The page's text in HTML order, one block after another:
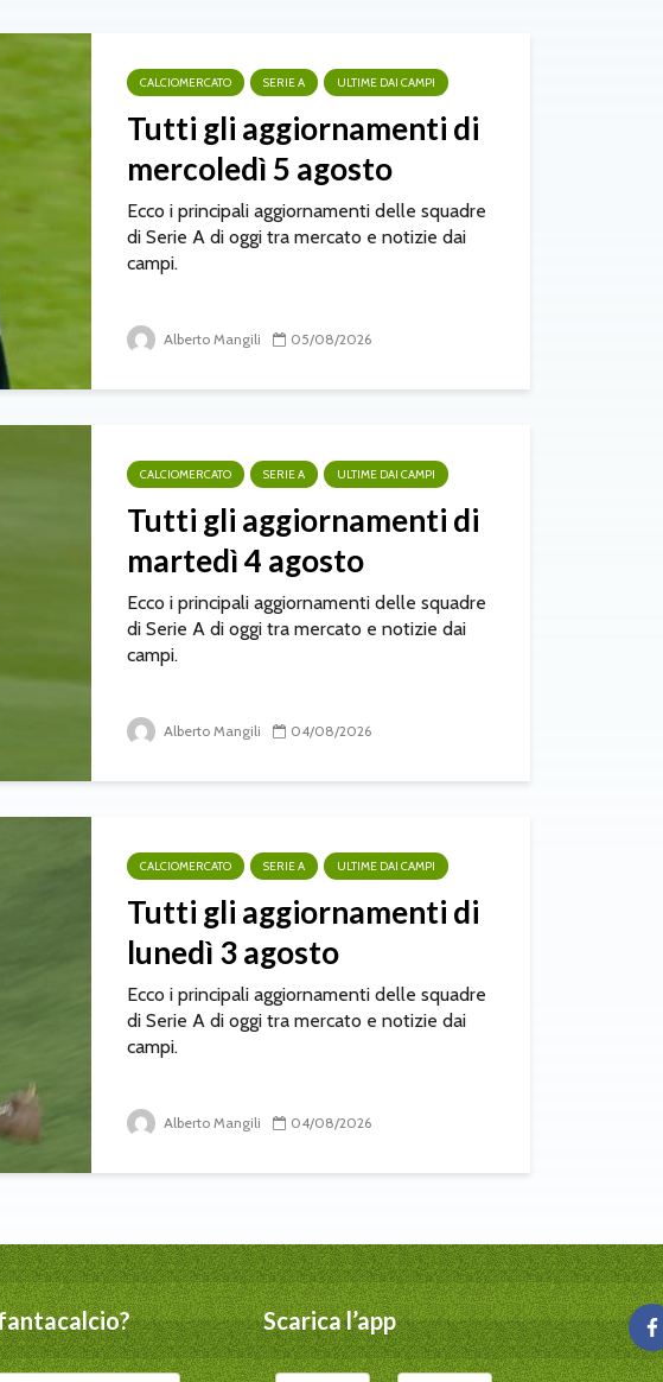
CALCIOMERCATO SERIE A ULTIME DAI CAMPI
Tutti gli aggiornamenti di
mercoledì 5 agosto
Ecco i principali aggiornamenti delle squadre
di Serie A di oggi tra mercato e notizie dai
campi.
Alberto Mangili 05/08/2026
CALCIOMERCATO SERIE A ULTIME DAI CAMPI
Tutti gli aggiornamenti di
martedì 4 agosto
Ecco i principali aggiornamenti delle squadre
di Serie A di oggi tra mercato e notizie dai
campi.
Alberto Mangili 04/08/2026
CALCIOMERCATO SERIE A ULTIME DAI CAMPI
Tutti gli aggiornamenti di
lunedì 3 agosto
Ecco i principali aggiornamenti delle squadre
di Serie A di oggi tra mercato e notizie dai
campi.
Alberto Mangili 04/08/2026
Scarica l’app